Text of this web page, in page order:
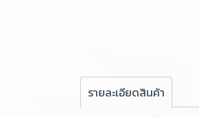
รายละเอียดสินค้า